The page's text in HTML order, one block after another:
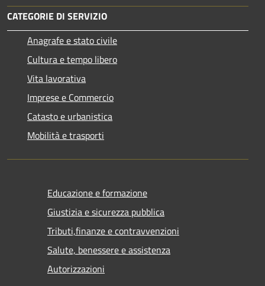
CATEGORIE DI SERVIZIO
Anagrafe e stato civile
Cultura e tempo libero
Vita lavorativa
Imprese e Commercio
Catasto e urbanistica
Mobilità e trasporti
Educazione e formazione
Giustizia e sicurezza pubblica
Tributi,finanze e contravvenzioni
Salute, benessere e assistenza
Autorizzazioni